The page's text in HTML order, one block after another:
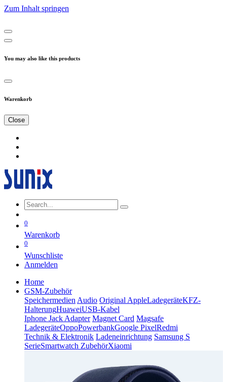
Zum Inhalt springen
You may also like this products
Warenkorb
Close
0
Warenkorb
0
Wunschliste
Anmelden
Home
GSM-Zubehör
Speichermedien Audio Original AppleLadegeräteKFZ-
HalterungHuaweiUSB-Kabel
Iphone Jack Adapter Magnet Card Magsafe
LadegeräteOppoPowerbankGoogle PixelRedmi
Technik & Elektronik Ladeneinrichtung Samsung S
SerieSmartwatch ZubehörXiaomi